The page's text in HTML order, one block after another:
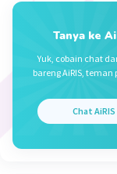
Tanya ke
Yuk, cobain chat
bareng AiRIS,
Chat AiRIS